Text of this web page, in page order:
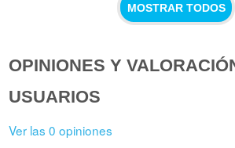
MOSTRAR TODOS
OPINIONES Y
USUARIOS
Ver las 0 opiniones